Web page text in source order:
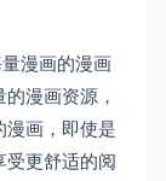
漫画的漫画
漫画资源，
漫画，即使是
受更舒适的阅